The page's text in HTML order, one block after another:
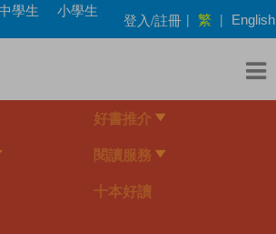
學生
小學生
登入/註冊 | 繁 | English
好書推介
閱讀服務
十本好讀